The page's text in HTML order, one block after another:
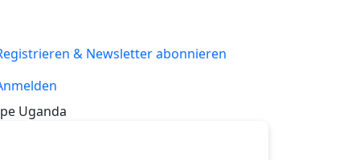
& Newsletter abonnieren
Uganda